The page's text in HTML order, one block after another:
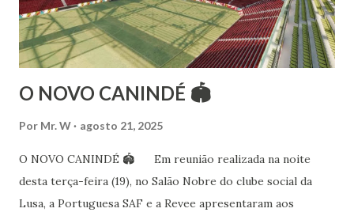
dança aos 4 anos de idade (em 1982) no balé clássico,
passando por diversas atividades co...
O NOVO CANINDÉ 🏟
Por Mr. W agosto 21, 2025
O NOVO CANINDÉ 🏟 Em reunião realizada na noite
desta terça-feira (19), no Salão Nobre do clube social da
Lusa, a Portuguesa SAF e a Revee apresentaram aos